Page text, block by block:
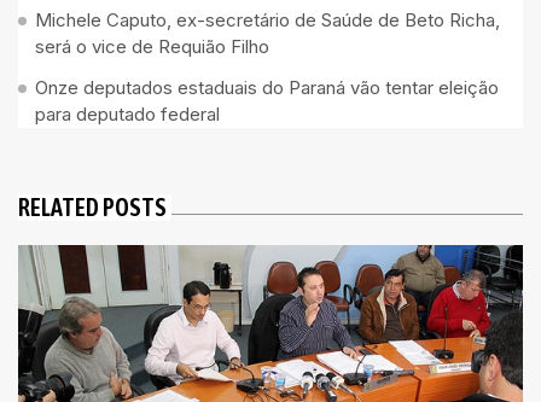
Michele Caputo, ex-secretário de Saúde de Beto Richa,
será o vice de Requião Filho
Onze deputados estaduais do Paraná vão tentar eleição
para deputado federal
RELATED POSTS